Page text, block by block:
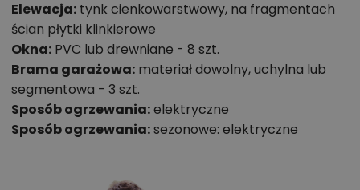
Elewacja: tynk cienkowarstwowy, na fragmentach
ścian płytki klinkierowe
Okna: PVC lub drewniane - 8 szt.
Brama garażowa: materiał dowolny, uchylna lub
segmentowa - 3 szt.
Sposób ogrzewania:elektryczne
Sposób ogrzewania:sezonowe: elektryczne